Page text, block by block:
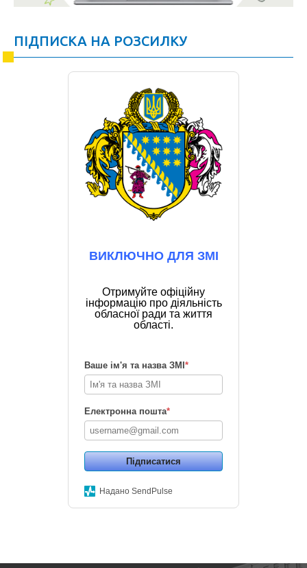
ПІДПИСКА НА РОЗСИЛКУ
ВИКЛЮЧНО ДЛЯ ЗМІ
Отримуйте офіційну
інформацію про діяльність
обласної ради та життя
області.
Ваше ім'я та назва ЗМІ *
Електронна пошта*
Підписатися
Надано SendPulse